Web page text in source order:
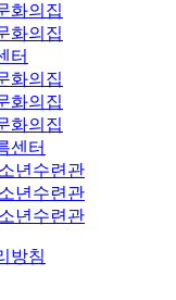
화의집
화의집
터
화의집
화의집
화의집
센터
년수련관
년수련관
년수련관
방침